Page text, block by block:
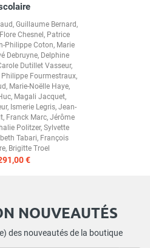
, Guillaume Bernard,
Flore Chesnel, Patrice
Philippe Coton, Marie
Debruyne, Delphine
Dutillet Vasseur,
Philippe Fourmestraux,
, Marie-Noëlle Haye,
, Magali Jacquet,
, Ismerie Legris, Jean-
, Franck Marc, Jérôme
Politzer, Sylvette
Tabari, François
, Brigitte Troel
€
NOUVEAUTÉS
des nouveautés de la boutique